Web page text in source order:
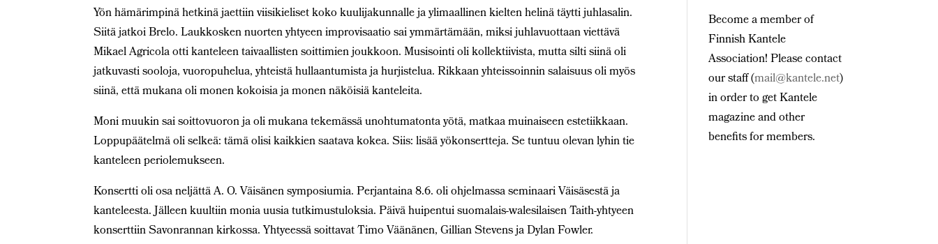
Yön hämärimpinä hetkinä jaettiin viisikieliset koko kuulijakunnalle ja ylimaallinen kielten helinä täytti juhlasalin.
Siitä jatkoi Brelo. Laukkosken nuorten yhtyeen improvisaatio sai ymmärtämään, miksi juhlavuottaan viettävä
Mikael Agricola otti kanteleen taivaallisten soittimien joukkoon. Musisointi oli kollektiivista, mutta silti siinä oli
jatkuvasti sooloja, vuoropuhelua, yhteistä hullaantumista ja hurjistelua. Rikkaan yhteissoinnin salaisuus oli myös
siinä, että mukana oli monen kokoisia ja monen näköisiä kanteleita.
Moni muukin sai soittovuoron ja oli mukana tekemässä unohtumatonta yötä, matkaa muinaiseen estetiikkaan.
Loppupäätelmä oli selkeä: tämä olisi kaikkien saatava kokea. Siis: lisää yökonsertteja. Se tuntuu olevan lyhin tie
kanteleen periolemukseen.
Konsertti oli osa neljättä A. O. Väisänen symposiumia. Perjantaina 8.6. oli ohjelmassa seminaari Väisäsestä ja
kanteleesta. Jälleen kuultiin monia uusia tutkimustuloksia. Päivä huipentui suomalais-walesilaisen Taith-yhtyeen
konserttiin Savonrannan kirkossa. Yhtyeessä soittavat Timo Väänänen, Gillian Stevens ja Dylan Fowler.
Become a member of
Finnish Kantele
Association! Please contact
our staff (mail@kantele.net)
in order to get Kantele
magazine and other
benefits for members.